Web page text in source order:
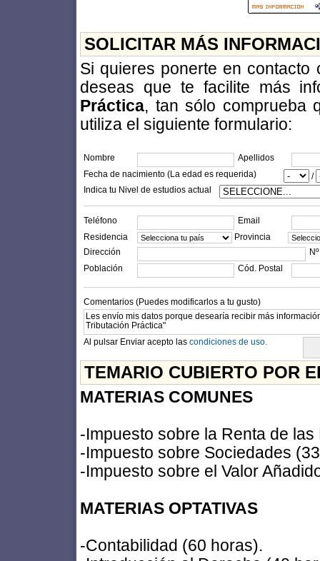
SOLICITAR MÁS
Si quieres ponerte en contacto
deseas que te facilite más
Práctica, tan sólo comprueba
utiliza el siguiente formulario:
Nombre
Apellidos
Fecha de nacimiento (La edad es requerida)
/
Indica tu Nivel de estudios actual
Teléfono
Email
Residencia
Provincia
Dirección
Nº
Población
Cód. Postal
Comentarios (Puedes modificarlos a tu gusto)
Al pulsar Enviar acepto las condiciones de uso.
TEMARIO CUBIERTO POR
MATERIAS COMUNES
-Impuesto sobre la Renta de
-Impuesto sobre Sociedades
-Impuesto sobre el Valor
MATERIAS OPTATIVAS
-Contabilidad (60 horas).